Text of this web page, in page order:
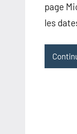
page
les